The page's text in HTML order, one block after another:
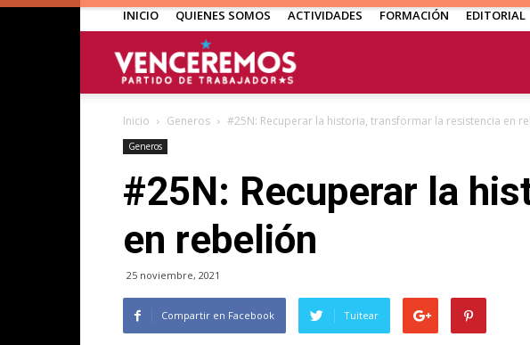
INICIO QUIENES SOMOS ACTIVIDADES FORMACIÓN EDITORIAL
Inicio Generos #25N: Recuperar la historia, transformar la resistencia en
Generos
#25N: Recuperar la
en rebelión
25 noviembre, 2021
Compartir en Facebook Tuitear